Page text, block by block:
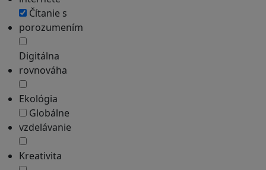
Čítanie s
porozumením
Digitálna
rovnováha
Ekológia
Globálne
vzdelávanie
Kreativita